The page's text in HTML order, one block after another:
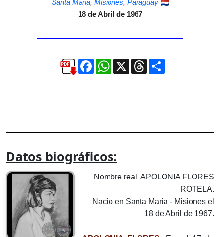
Santa Maria, Misiones, Paraguay
18 de Abril de 1967
FacebookWhatsApp
X ThreadsCompartir
Datos biográficos:
Nombre real: APOLONIA FLORES
ROTELA.
Nacio en Santa Maria - Misiones el
18 de Abril de 1967.